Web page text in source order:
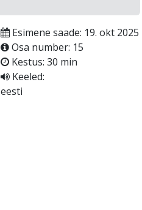
Esimene saade: 19. okt 2025
Osa number: 15
Kestus: 30 min
Keeled:
eesti